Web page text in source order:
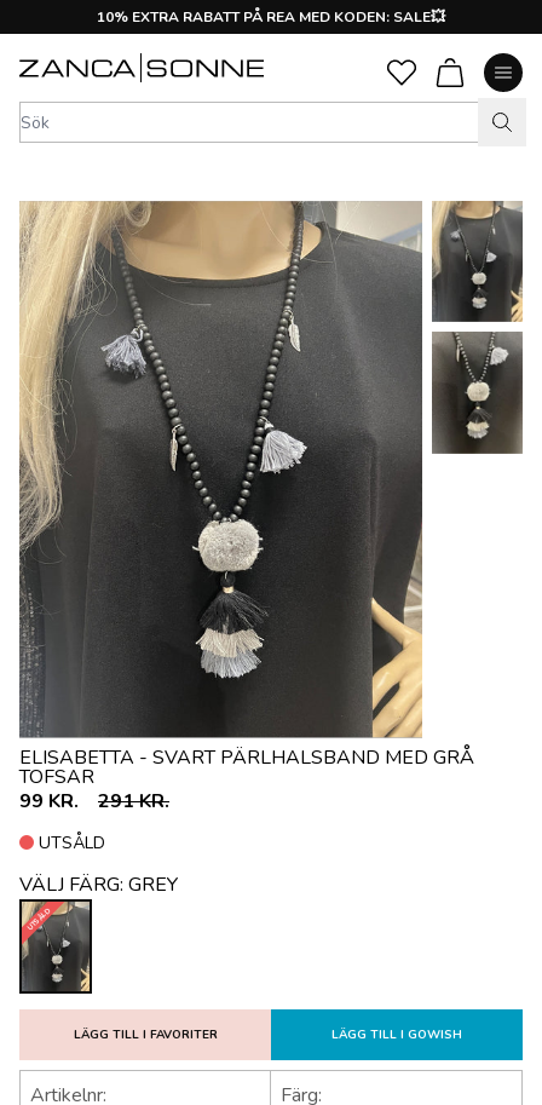
10% EXTRA RABATT PÅ REA MED KODEN: SALE💥
ELISABETTA - SVART PÄRLHALSBAND MED GRÅ
TOFSAR
UTSÅLD
99 KR. 291 KR.
LÄGG TILL I FAVORITER LÄGG TILL I GOWISH
VÄLJ FÄRG: GREY
UTSÅLD
Artikelnr:
Färg: